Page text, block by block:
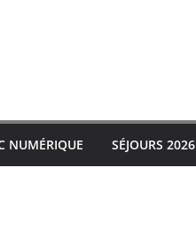
NUMÉRIQUE SÉJOURS 2026